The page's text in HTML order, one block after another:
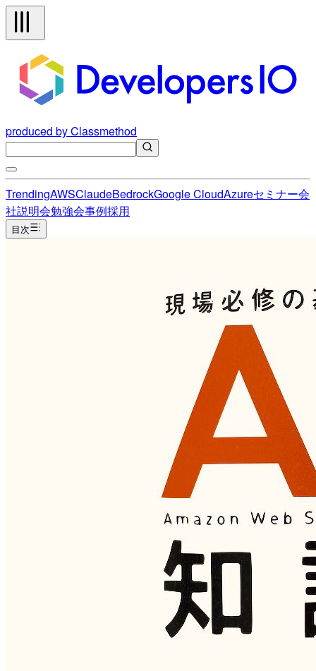
produced by Classmethod
TrendingAWSClaudeBedrockGoogle CloudAzureセミナー会
社説明会勉強会事例採用
目次